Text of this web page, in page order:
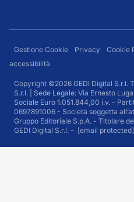
Gestione Cookie Privacy Cookie
accessibilità
Copyright ©2026 GEDI Digital S.r.l.
S.r.l. | Sede Legale: Via Ernesto
Sociale Euro 1.051.844,00 i.v. -
0697891006 - Società soggetta
Gruppo Editoriale S.p.A. - Titolare
GEDI Digital S.r.l. – [email protected]